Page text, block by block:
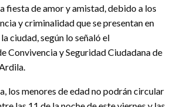
fiesta de amor y amistad, debido a los
y criminalidad que se presentan en
ciudad, según lo señaló el
Convivencia y Seguridad Ciudadana de
los menores de edad no podrán circular